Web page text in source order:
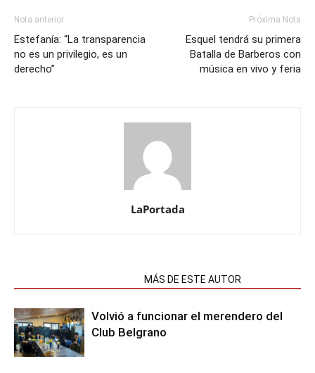
Nota anterior
Estefanía: “La transparencia
no es un privilegio, es un
derecho”
Próxima Nota
Esquel tendrá su primera
Batalla de Barberos con
música en vivo y feria
LaPortada
MÁS DE ESTE AUTOR
Volvió a funcionar el merendero del
Club Belgrano